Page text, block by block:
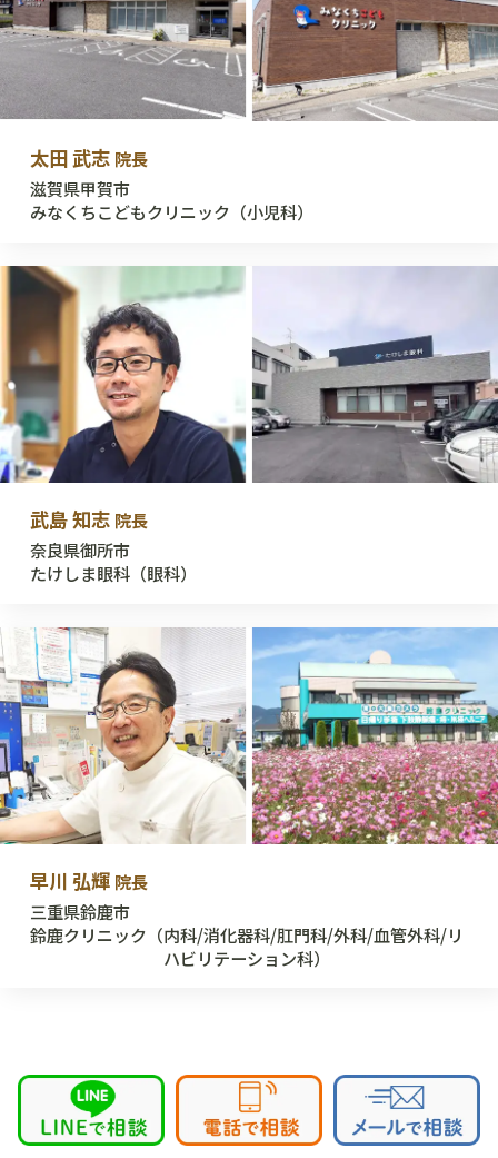
太田 武志 院長
滋賀県甲賀市
みなくちこどもクリニック（小児科）
武島 知志 院長
奈良県御所市
たけしま眼科（眼科）
早川 弘輝 院長
三重県鈴鹿市
鈴鹿クリニック （内科/消化器科/肛門科/外科/血管外科/リ
ハビリテーション科）